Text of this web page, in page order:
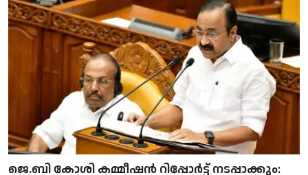
ജെ.ബി കോശി കമ്മീഷൻ റിപ്പോർട്ട് നടപ്പാക്കും: